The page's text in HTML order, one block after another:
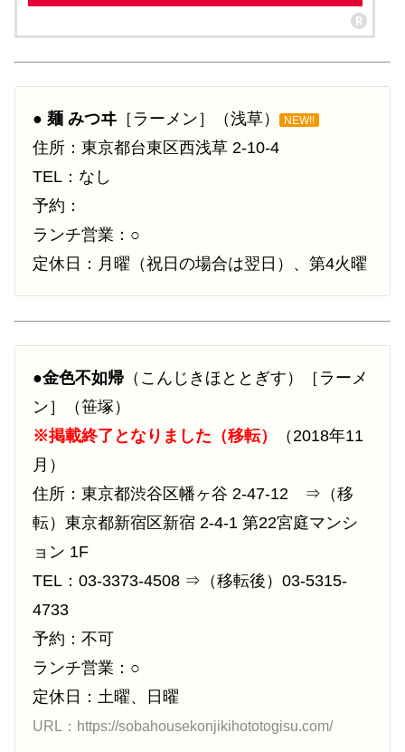
● 麺 みつヰ ［ラーメン］（浅草） NEW!!
住所：東京都台東区西浅草 2-10-4
TEL：なし
予約：
ランチ営業：○
定休日：月曜（祝日の場合は翌日）、第4火曜
●金色不如帰 （こんじきほととぎす）［ラーメ
ン］（笹塚）
※掲載終了となりました（移転）
（2018年11
月）
住所：東京都渋谷区幡ヶ谷 2-47-12 ⇒（移
転）東京都新宿区新宿 2-4-1 第22宮庭マンシ
ョン 1F
TEL：03-3373-4508 ⇒（移転後）03-5315-
4733
予約：不可
ランチ営業：○
定休日：土曜、日曜
URL：https://sobahousekonjikihototogisu.com/